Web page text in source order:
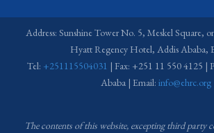
Address: Sunshine Tower No. 5, Meskel Square,
Hyatt Regency Hotel, Addis Ababa,
Tel: +251115504031 | Fax: +251 11 550 4125 |
Ababa | Email: info@ehrc.org
The contents of this website, excepting third party